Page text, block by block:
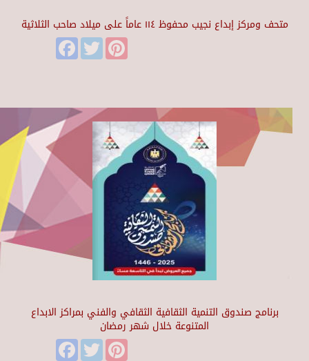
متحف ومركز إبداع نجيب محفوظ ١١٤ عاماً على ميلاد صاحب الثلاثية
FacebookTwitter
برنامج صندوق التنمية الثقافية الثقافي والفني بمراكز الابداع
المتنوعة خلال شهر رمضان
FacebookTwitter